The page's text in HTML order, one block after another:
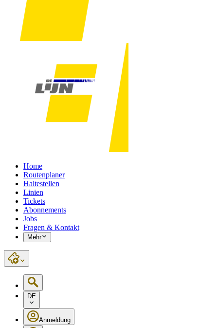
Home
Routenplaner
Haltestellen
Linien
Tickets
Abonnements
Jobs
Fragen & Kontakt
Mehr
DE
Anmeldung